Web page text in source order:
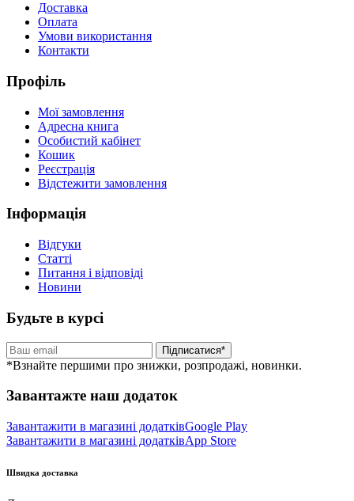
Доставка
Оплата
Умови використання
Контакти
Профіль
Мої замовлення
Адресна книга
Особистий кабінет
Кошик
Реєстрація
Відстежити замовлення
Інформація
Відгуки
Статті
Питання і відповіді
Новини
Будьте в курсі
Підписатися*
*Взнайте першими про знижки, розпродажі, новинки.
Завантажте наш додаток
Завантажити в магазині додатківGoogle Play
Завантажити в магазині додатківApp Store
Швидка доставка